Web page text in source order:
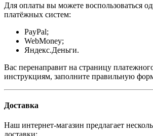
Для оплаты вы можете воспользоваться
платёжных систем:
PayPal;
WebMoney;
Яндекс.Деньги.
Вас перенаправит на страницу
инструкциям, заполните правильную
Доставка
Наш интернет-магазин предлагает
доставки: